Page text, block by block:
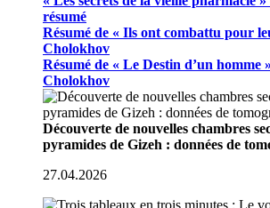
résumé
Résumé de « Ils ont combattu pour
Cholokhov
Résumé de « Le Destin d’un homme
Cholokhov
Découverte de nouvelles chambres
pyramides de Gizeh : données de
27.04.2026